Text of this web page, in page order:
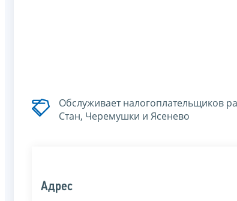
Обслуживает налогоплательщиков
Стан, Черемушки и Ясенево
Адрес